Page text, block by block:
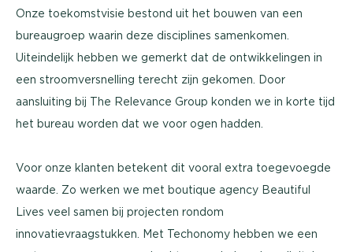
Onze toekomstvisie bestond uit het bouwen van een
bureaugroep waarin deze disciplines samenkomen.
Uiteindelijk hebben we gemerkt dat de ontwikkelingen in
een stroomversnelling terecht zijn gekomen. Door
aansluiting bij The Relevance Group konden we in korte tijd
het bureau worden dat we voor ogen hadden.
Voor onze klanten betekent dit vooral extra toegevoegde
waarde. Zo werken we met boutique agency Beautiful
Lives veel samen bij projecten rondom
innovatievraagstukken. Met Techonomy hebben we een